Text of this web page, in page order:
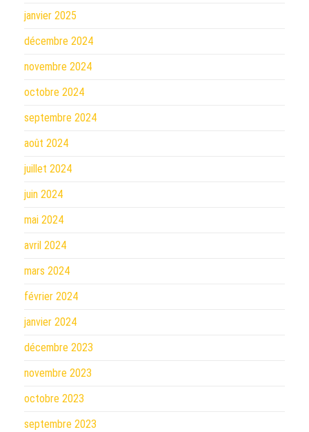
janvier 2025
décembre 2024
novembre 2024
octobre 2024
septembre 2024
août 2024
juillet 2024
juin 2024
mai 2024
avril 2024
mars 2024
février 2024
janvier 2024
décembre 2023
novembre 2023
octobre 2023
septembre 2023